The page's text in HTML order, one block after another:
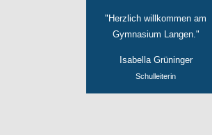
"Herzlich willkommen am
Gymnasium Langen."
Isabella Grüninger
Schulleiterin